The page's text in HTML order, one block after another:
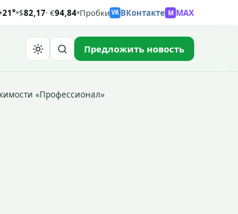
▾$82,17· €94,84▾Пробки VK ВКонтакте M MAX
Предложить новость
«Профессионал»